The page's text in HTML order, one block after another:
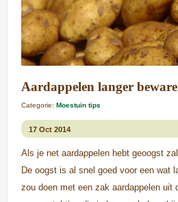
Aardappelen langer
Categorie: Moestuin tips
17 Oct 2014
Als je net aardappelen hebt geoogst
De oogst is al snel goed voor een wat
zou doen met een zak aardappelen uit